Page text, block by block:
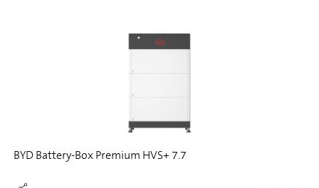
BYD Battery-Box Premium HVS+ 7.7